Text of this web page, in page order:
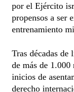
por el Ejército
propensos a ser
entrenamiento
Tras décadas
de más de 1.000
inicios de
derecho